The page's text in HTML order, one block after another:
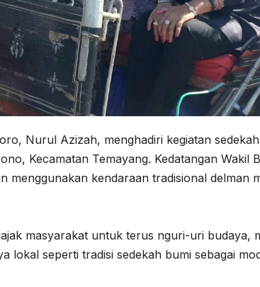
Nurul Azizah, menghadiri kegiatan
Kecamatan Temayang. Kedatangan Wakil
menggunakan kendaraan tradisional delman
masyarakat untuk terus nguri-uri budaya,
lokal seperti tradisi sedekah bumi sebagai